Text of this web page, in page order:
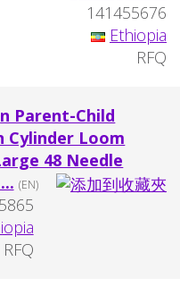
141455676
Ethiopia
RFQ
Parent-Child
Cylinder Loom
48 Needle
(EN)
RFQ